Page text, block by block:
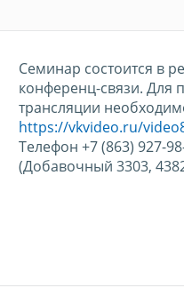
Семинар состоится в
конференц-связи. Для
трансляции
https://vkvideo.ru/
Телефон +7 (863) 927-
(Добавочный 3303,